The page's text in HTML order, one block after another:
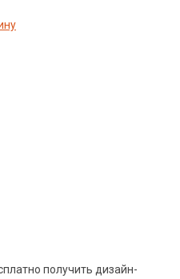
получить дизайн-